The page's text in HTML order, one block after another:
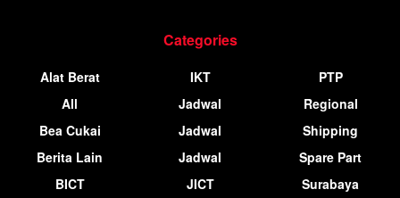
Categories
Alat Berat
All
Bea Cukai
Berita Lain
BICT
IKT
Jadwal
Jadwal
Jadwal
JICT
PTP
Regional
Shipping
Spare Part
Surabaya